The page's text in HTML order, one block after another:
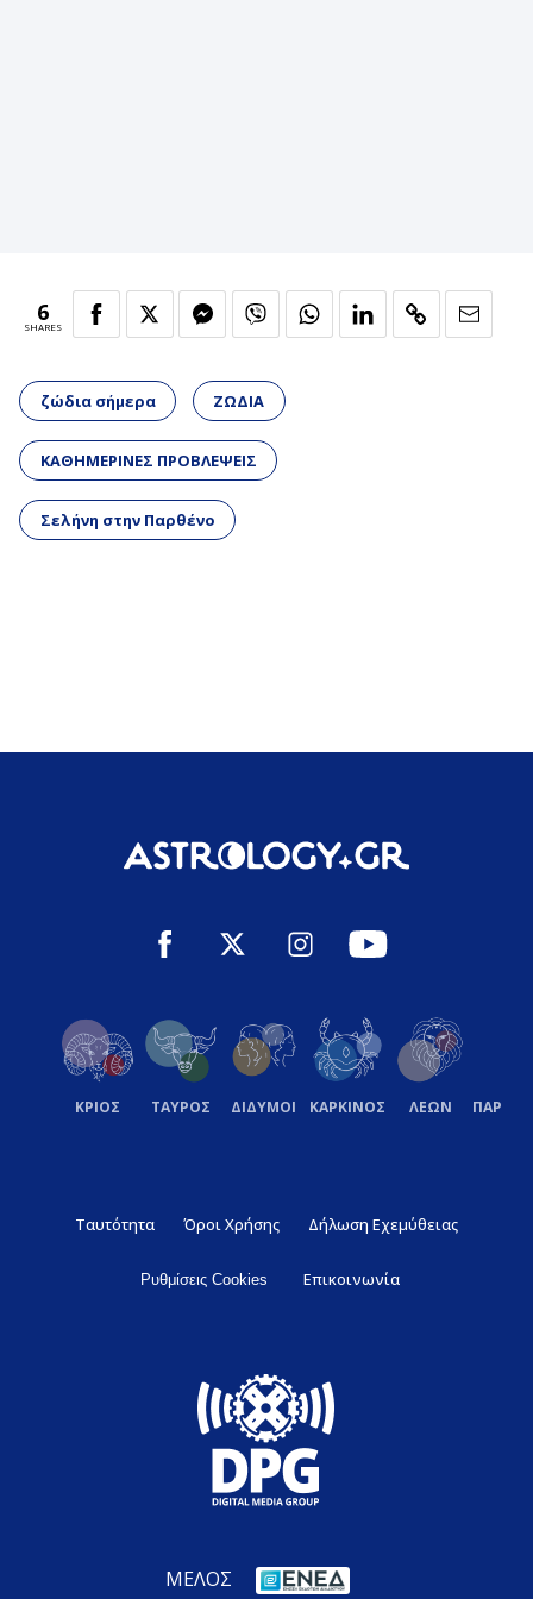
6
SHARES
ζώδια σήμερα ΖΩΔΙΑ
ΚΑΘΗΜΕΡΙΝΕΣ ΠΡΟΒΛΕΨΕΙΣ
Σελήνη στην Παρθένο
ΚΡΙΟΣ ΤΑΥΡΟΣ ΔΙΔΥΜΟΙ ΚΑΡΚΙΝΟΣ ΛΕΩΝ
Ταυτότητα Όροι Χρήσης Δήλωση Εχεμύθειας
Ρυθμίσεις Cookies Επικοινωνία
ΜΕΛΟΣ